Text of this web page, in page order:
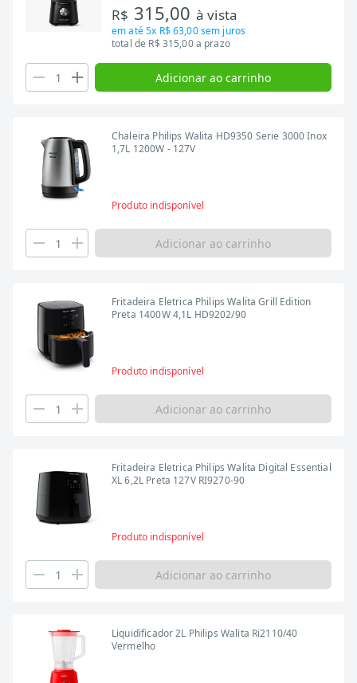
R$ 315,00 à vista
em até5x R$ 63,00sem juros
total de R$ 315,00 a prazo
Adicionar ao carrinho
Chaleira Philips Walita HD9350 Serie 3000 Inox
1,7L 1200W - 127V
Produto indisponível
Adicionar ao carrinho
Fritadeira Eletrica Philips Walita Grill Edition
Preta 1400W 4,1L HD9202/90
Produto indisponível
Adicionar ao carrinho
Fritadeira Eletrica Philips Walita Digital Essential
XL 6,2L Preta 127V RI9270-90
Produto indisponível
Adicionar ao carrinho
Liquidificador 2L Philips Walita Ri2110/40
Vermelho